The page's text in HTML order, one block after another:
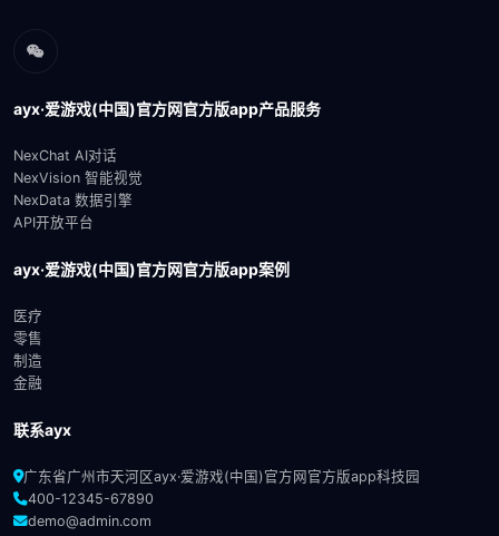
ayx·爱游戏(中国)官方网官方版app产品服务
NexChat AI对话
NexVision 智能视觉
NexData 数据引擎
API开放平台
ayx·爱游戏(中国)官方网官方版app案例
医疗
零售
制造
金融
联系ayx
广东省广州市天河区ayx·爱游戏(中国)官方网官方版app科技园
400-12345-67890
demo@admin.com